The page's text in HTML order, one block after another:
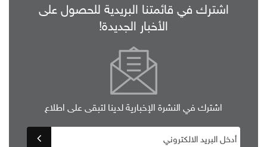
اشترك في قائمتنا البريدية للحصول على
الأخبار الجديدة!
اشترك في النشرة الإخبارية لدينا لتبقى على اطلاع